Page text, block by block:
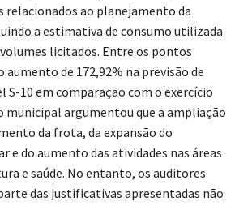
ao planejamento da
a estimativa de consumo utilizada
licitados. Entre os pontos
aumento de 172,92% na previsão de
S-10 em comparação com o exercício
municipal argumentou que a ampliação
da frota, da expansão do
e do aumento das atividades nas áreas
e saúde. No entanto, os auditores
das justificativas apresentadas não